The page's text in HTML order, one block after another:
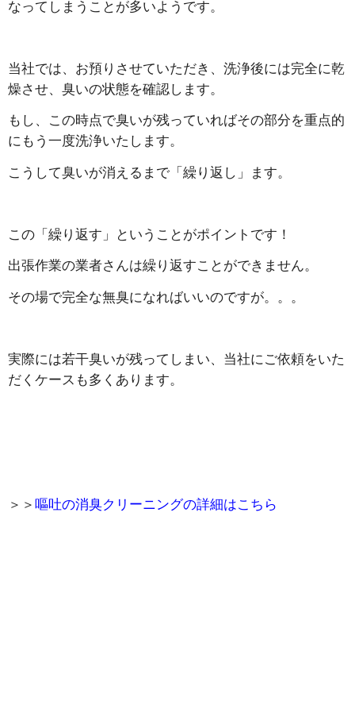
なってしまうことが多いようです。
当社では、お預りさせていただき、洗浄後には完全に乾
燥させ、臭いの状態を確認します。
もし、この時点で臭いが残っていればその部分を重点的
にもう一度洗浄いたします。
こうして臭いが消えるまで「繰り返し」ます。
この「繰り返す」ということがポイントです！
出張作業の業者さんは繰り返すことができません。
その場で完全な無臭になればいいのですが。。。
実際には若干臭いが残ってしまい、当社にご依頼をいた
だくケースも多くあります。
＞＞ 嘔吐の消臭クリーニングの詳細はこちら